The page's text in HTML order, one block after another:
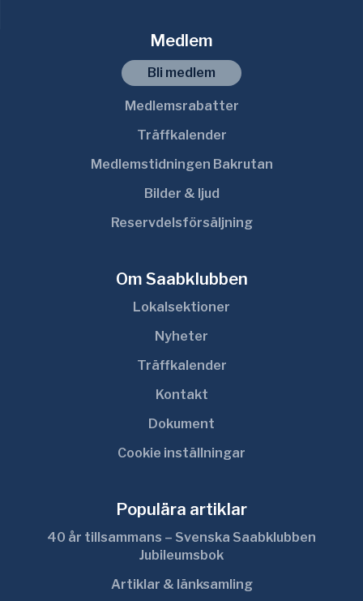
Medlem
Bli medlem
Medlemsrabatter
Träffkalender
Medlemstidningen Bakrutan
Bilder & ljud
Reservdelsförsäljning
Om Saabklubben
Lokalsektioner
Nyheter
Träffkalender
Kontakt
Dokument
Cookie inställningar
Populära artiklar
40 år tillsammans – Svenska Saabklubben
Jubileumsbok
Artiklar & länksamling